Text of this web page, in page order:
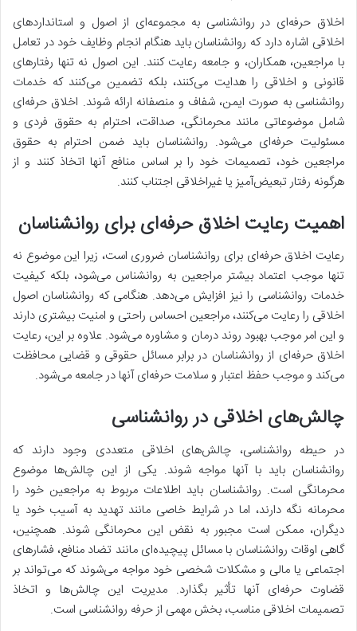
اخلاق حرفه‌ای در روانشناسی به مجموعه‌ای از اصول و استانداردهای
اخلاقی اشاره دارد که روانشناسان باید هنگام انجام وظایف خود در تعامل
با مراجعین، همکاران، و جامعه رعایت کنند. این اصول نه تنها رفتارهای
قانونی و اخلاقی را هدایت می‌کنند، بلکه تضمین می‌کنند که خدمات
روانشناسی به صورت ایمن، شفاف و منصفانه ارائه شوند. اخلاق حرفه‌ای
شامل موضوعاتی مانند محرمانگی، صداقت، احترام به حقوق فردی و
مسئولیت حرفه‌ای می‌شود. روانشناسان باید ضمن احترام به حقوق
مراجعین خود، تصمیمات خود را بر اساس منافع آنها اتخاذ کنند و از
هرگونه رفتار تبعیض‌آمیز یا غیراخلاقی اجتناب کنند.
اهمیت رعایت اخلاق حرفه‌ای برای روانشناسان
رعایت اخلاق حرفه‌ای برای روانشناسان ضروری است، زیرا این موضوع نه
تنها موجب اعتماد بیشتر مراجعین به روانشناس می‌شود، بلکه کیفیت
خدمات روانشناسی را نیز افزایش می‌دهد. هنگامی که روانشناسان اصول
اخلاقی را رعایت می‌کنند، مراجعین احساس راحتی و امنیت بیشتری دارند
و این امر موجب بهبود روند درمان و مشاوره می‌شود. علاوه بر این، رعایت
اخلاق حرفه‌ای از روانشناسان در برابر مسائل حقوقی و قضایی محافظت
می‌کند و موجب حفظ اعتبار و سلامت حرفه‌ای آنها در جامعه می‌شود.
چالش‌های اخلاقی در روانشناسی
در حیطه روانشناسی، چالش‌های اخلاقی متعددی وجود دارند که
روانشناسان باید با آنها مواجه شوند. یکی از این چالش‌ها موضوع
محرمانگی است. روانشناسان باید اطلاعات مربوط به مراجعین خود را
محرمانه نگه دارند، اما در شرایط خاصی مانند تهدید به آسیب خود یا
دیگران، ممکن است مجبور به نقض این محرمانگی شوند. همچنین،
گاهی اوقات روانشناسان با مسائل پیچیده‌ای مانند تضاد منافع، فشارهای
اجتماعی یا مالی و مشکلات شخصی خود مواجه می‌شوند که می‌تواند بر
قضاوت حرفه‌ای آنها تأثیر بگذارد. مدیریت این چالش‌ها و اتخاذ
تصمیمات اخلاقی مناسب، بخش مهمی از حرفه روانشناسی است.